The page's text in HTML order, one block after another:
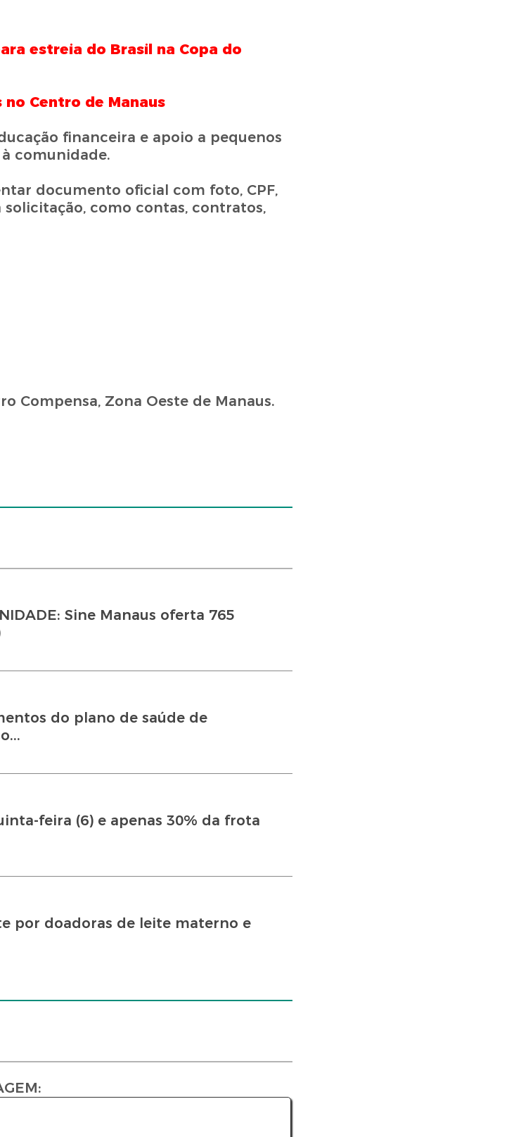
estreia do Brasil na Copa do
Centro de Manaus
financeira e apoio a pequenos
comunidade.
documento oficial com foto, CPF,
como contas, contratos,
Compensa, Zona Oeste de Manaus.
Sine Manaus oferta 765
do plano de saúde de
feira (6) e apenas 30% da frota
por doadoras de leite materno e